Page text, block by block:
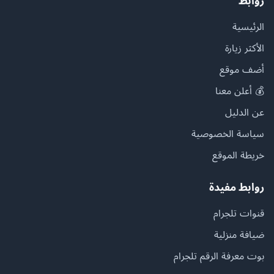
الرئيسية
الأكثر زيارة
أضف موقع
💰 أعلن معنا
عن الدليل
سياسة الخصوصية
خريطة الموقع
روابط مفيدة
قنوات تلجرام
ضيافة منزلية
بوت معرفة الرقم تلجرام